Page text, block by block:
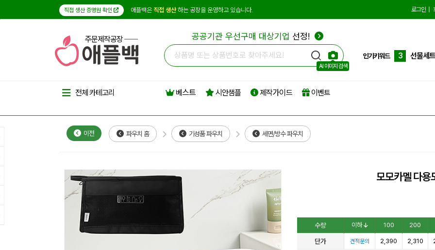
직접 생산 증명원 확인 애플백은 직접 생산하는 공장을 운영하고 있습니다. 로그인
주문제작공장 공공기관 우선구매 대상기업 선정!
AI 이미지 검색
인기키워드
에코백
3
선물세
10
더스트백
전체 카테고리 베스트 시안샘플 제작가이드 이벤트
이전 파우치 홈 기성품 파우치 세면/방수 파우치
모모카멜 다용
수량 이하 100 200
단가 견적문의 2,390 2,310